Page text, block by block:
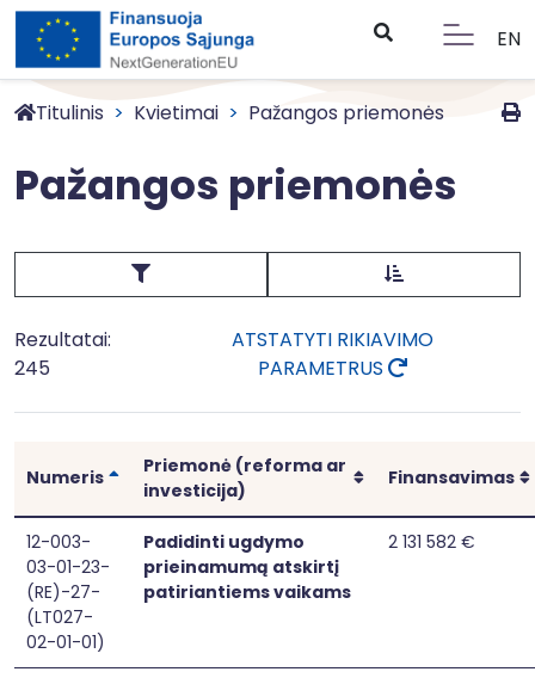
EN
Titulinis Kvietimai Pažangos priemonės
Pažangos priemonės
Rezultatai:
245
ATSTATYTI RIKIAVIMO
PARAMETRUS
Numeris Rikiuoti
Priemonė (reforma ar
investicija)
Rikiuoti
Finansavimas
12-003-
03-01-23-
(RE)-27-
(LT027-
02-01-01)
Padidinti ugdymo
prieinamumą atskirtį
patiriantiems vaikams
2 131 582 €